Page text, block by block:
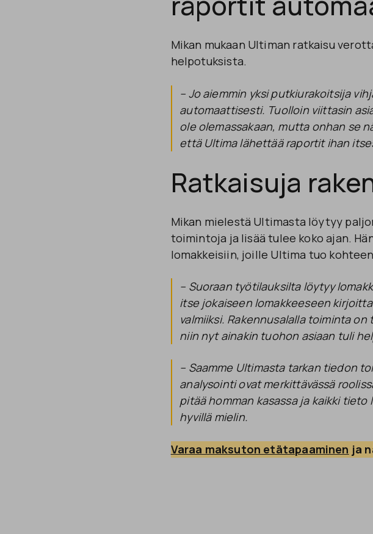
Mikan mukaan Ultiman ratkaisu
helpotuksista.
– Jo aiemmin yksi putkiurakoitsija
automaattisesti. Tuolloin viittasin
ole olemassakaan, mutta onhan se
että Ultima lähettää raportit ihan
Ratkaisuja
Mikan mielestä Ultimasta löytyy
toimintoja ja lisää tulee koko ajan.
lomakkeisiin, joille Ultima tuo
– Suoraan työtilauksilta löytyy
itse jokaiseen lomakkeeseen
valmiiksi. Rakennusalalla toiminta
niin nyt ainakin tuohon asiaan tuli
– Saamme Ultimasta tarkan tiedon
analysointi ovat merkittävässä
pitää homman kasassa ja kaikki
hyvillä mielin.
Varaa maksuton etätapaaminen ja